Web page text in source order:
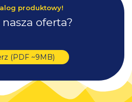
produktowy!
oferta?
(PDF ~9MB)